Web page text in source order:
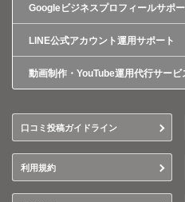
Googleビジネスプロフィールサポ
LINE公式アカウント運用サポート
動画制作・YouTube運用代行サービ
口コミ投稿ガイドライン
利用規約